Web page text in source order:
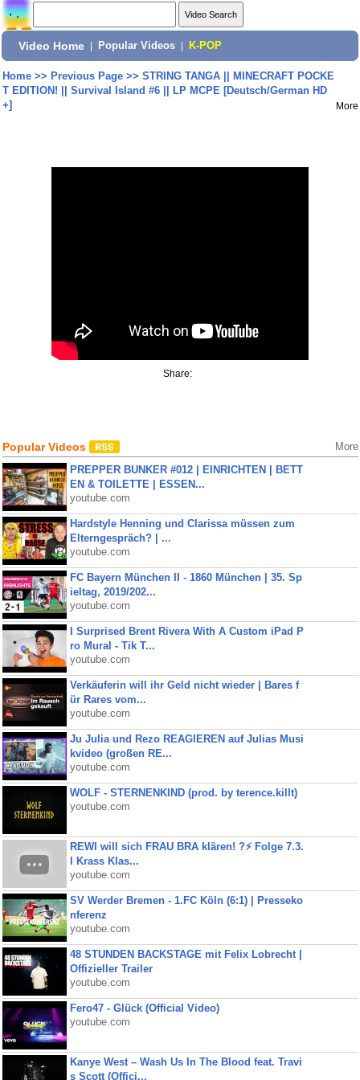
Video Home Popular Videos K-POP
Home>> Previous Page>> STRING TANGA || MINECRAFT POCKE
T EDITION! || Survival Island #6 || LP MCPE [Deutsch/German HD
+]
More
Share:
Popular Videos More
PREPPER BUNKER #012 | EINRICHTEN | BETT
EN & TOILETTE | ESSEN...
youtube.com
Hardstyle Henning und Clarissa müssen zum
Elterngespräch? | ...
youtube.com
FC Bayern München II - 1860 München | 35. Sp
ieltag, 2019/202...
youtube.com
I Surprised Brent Rivera With A Custom iPad P
ro Mural - Tik T...
youtube.com
Verkäuferin will ihr Geld nicht wieder | Bares f
ür Rares vom...
youtube.com
Ju Julia und Rezo REAGIEREN auf Julias Musi
kvideo (großen RE...
youtube.com
WOLF - STERNENKIND (prod. by terence.killt)
youtube.com
REWI will sich FRAU BRA klären! ?⚡️ Folge 7.3.
I Krass Klas...
youtube.com
SV Werder Bremen - 1.FC Köln (6:1) | Presseko
nferenz
youtube.com
48 STUNDEN BACKSTAGE mit Felix Lobrecht |
Offizieller Trailer
youtube.com
Fero47 - Glück (Official Video)
youtube.com
Kanye West – Wash Us In The Blood feat. Travi
s Scott (Offici...